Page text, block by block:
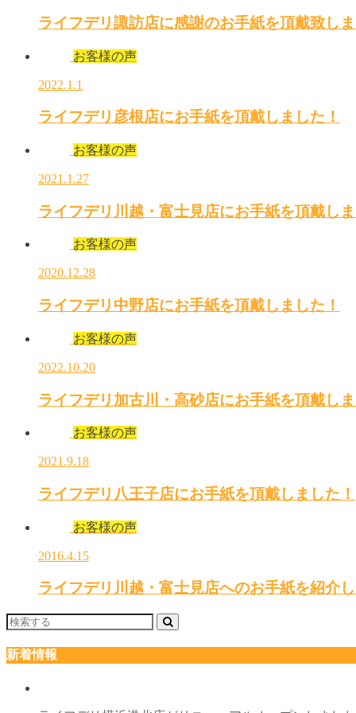
ライフデリ諏訪店に感謝のお手紙を頂戴致しま
お客様の声
2022.1.1
ライフデリ彦根店にお手紙を頂戴しました！
お客様の声
2021.1.27
ライフデリ川越・富士見店にお手紙を頂戴しま
お客様の声
2020.12.28
ライフデリ中野店にお手紙を頂戴しました！
お客様の声
2022.10.20
ライフデリ加古川・高砂店にお手紙を頂戴しま
お客様の声
2021.9.18
ライフデリ八王子店にお手紙を頂戴しました！
お客様の声
2016.4.15
ライフデリ川越・富士見店へのお手紙を紹介し
新着情報